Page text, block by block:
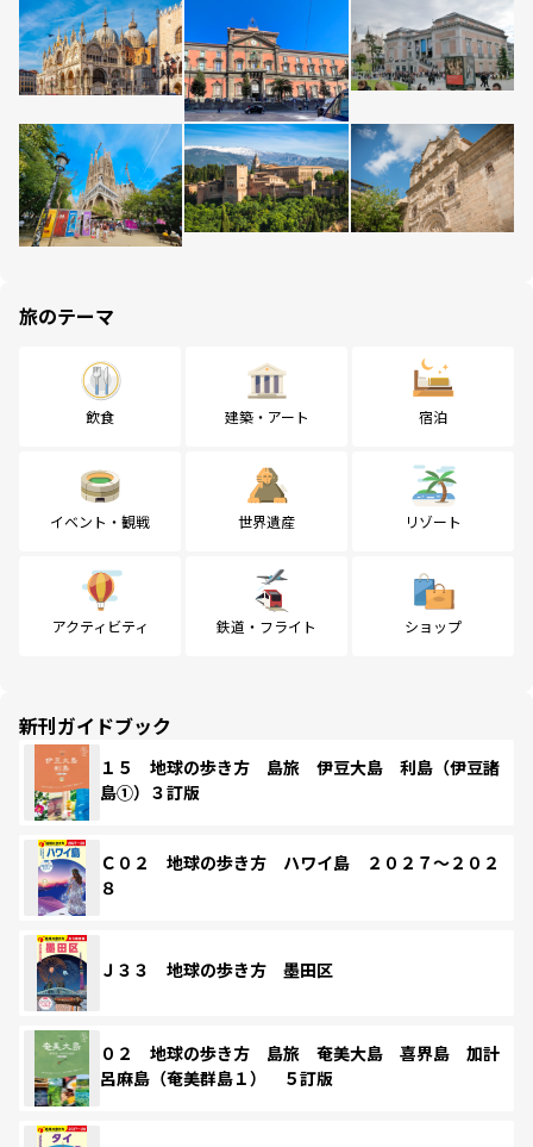
旅のテーマ
飲食 建築・アート 宿泊
イベント・観戦 世界遺産 リゾート
アクティビティ 鉄道・フライト ショップ
新刊ガイドブック
１５ 地球の歩き方 島旅 伊豆大島 利島（伊豆諸
島①）３訂版
Ｃ０２ 地球の歩き方 ハワイ島 ２０２７～２０２
８
Ｊ３３ 地球の歩き方 墨田区
０２ 地球の歩き方 島旅 奄美大島 喜界島 加計
呂麻島（奄美群島１） ５訂版